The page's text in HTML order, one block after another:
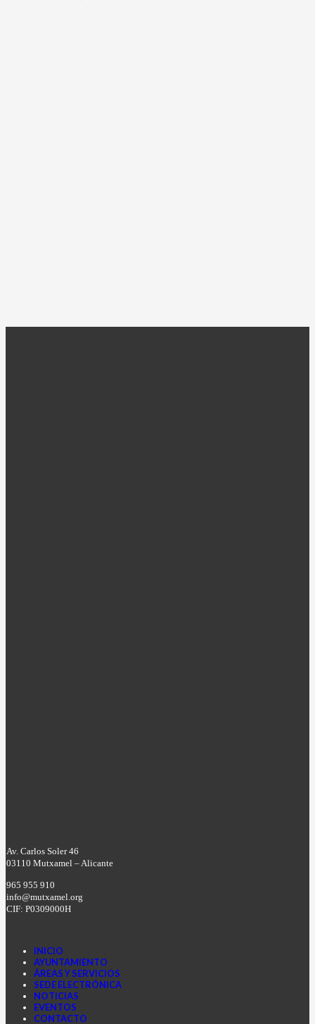
Av. Carlos Soler 46
03110 Mutxamel – Alicante
965 955 910
info@mutxamel.org
CIF: P0309000H
INICIO
AYUNTAMIENTO
ÁREAS Y SERVICIOS
SEDE ELECTRÓNICA
NOTICIAS
EVENTOS
CONTACTO